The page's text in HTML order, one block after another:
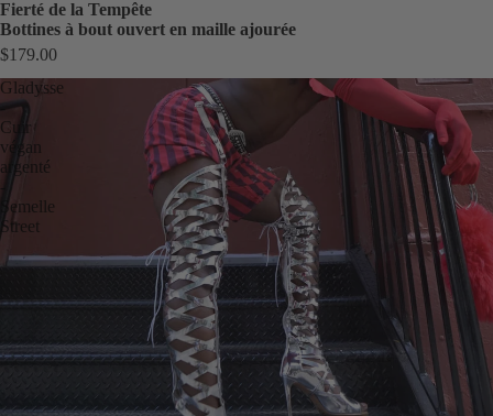
Fierté de la Tempête
Bottines à bout ouvert en maille ajourée
$179.00
Gladysse
-
Cuir
végan
argenté
-
Semelle
Street